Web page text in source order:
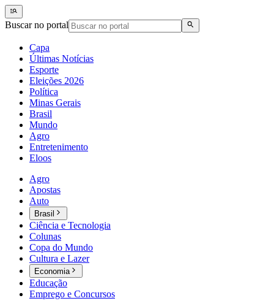
Buscar no portal
Capa
Últimas Notícias
Esporte
Eleições 2026
Política
Minas Gerais
Brasil
Mundo
Agro
Entretenimento
Eloos
Agro
Apostas
Auto
Brasil
Ciência e Tecnologia
Colunas
Copa do Mundo
Cultura e Lazer
Economia
Educação
Emprego e Concursos